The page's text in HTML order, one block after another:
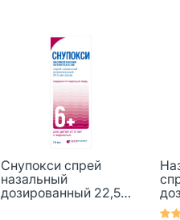
Снупокси спрей
назальный
дозированный 22,5